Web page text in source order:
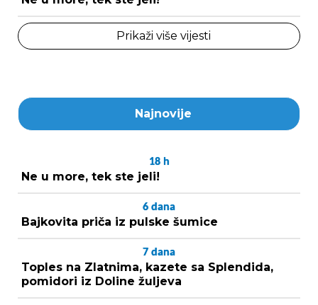
Prikaži više vijesti
Najnovije
18 h
Ne u more, tek ste jeli!
6 dana
Bajkovita priča iz pulske šumice
7 dana
Toples na Zlatnima, kazete sa Splendida,
pomidori iz Doline žuljeva